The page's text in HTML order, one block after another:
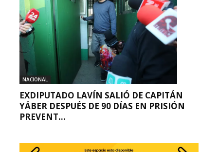
NACIONAL
EXDIPUTADO LAVÍN SALIÓ DE CAPITÁN
YÁBER DESPUÉS DE 90 DÍAS EN PRISIÓN
PREVENT...